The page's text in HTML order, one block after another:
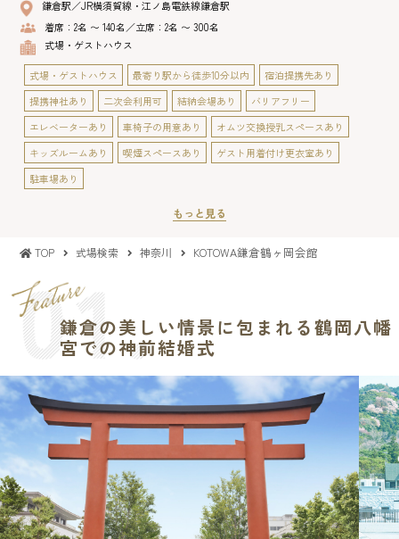
鎌倉駅／JR横須賀線・江ノ島電鉄線鎌倉駅
着席：2名 〜 140名／立席：2名 〜 300名
式場・ゲストハウス
式場・ゲストハウス 最寄り駅から徒歩10分以内
宿泊提携先あり
提携神社あり
二次会利用可 結納会場あり
バリアフリー
エレベーターあり
車椅子の用意あり
オムツ交換授乳スペースあり
キッズルームあり
喫煙スペースあり
ゲスト用着付け更衣室あり
駐車場あり
もっと見る
TOP 式場検索 神奈川 KOTOWA鎌倉鶴ヶ岡会館
鎌倉の美しい情景に包まれる鶴岡八幡
宮での神前結婚式